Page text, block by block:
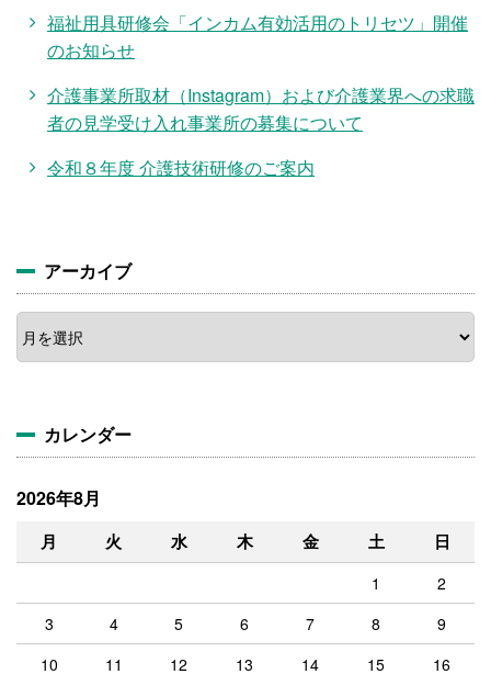
福祉用具研修会「インカム有効活用のトリセツ」開催
のお知らせ
介護事業所取材（Instagram）および介護業界への求職
者の見学受け入れ事業所の募集について
令和８年度 介護技術研修のご案内
アーカイブ
ア
ー
カ
カレンダー
2026年8月
月 火 水 木 金 土 日
1
2
3
4 5 6 7 8
9
10
11 12 13 14 15
16